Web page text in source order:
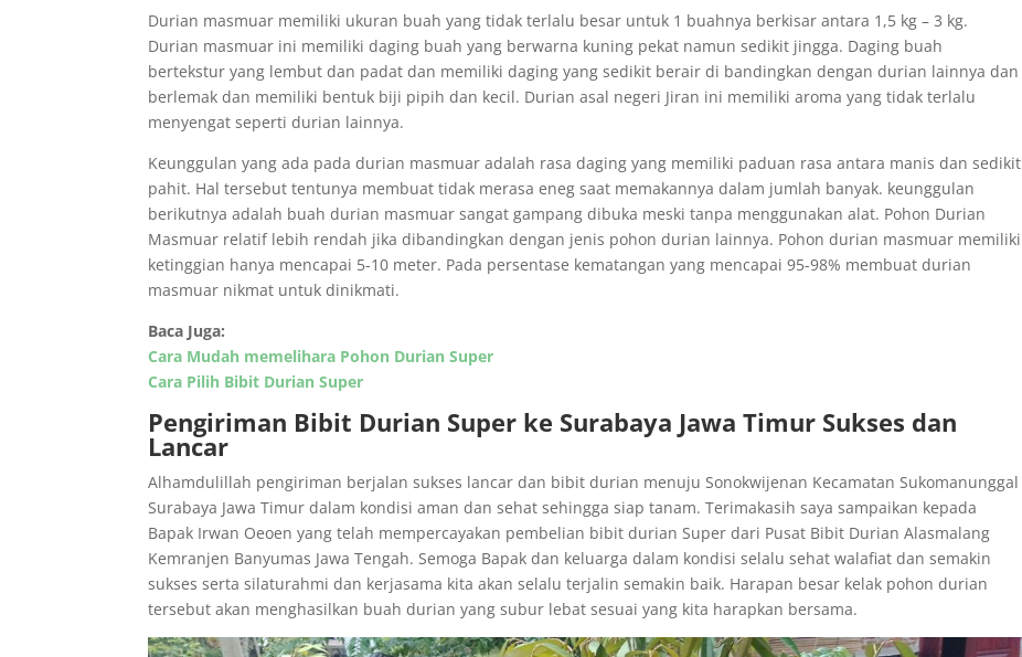
Durian masmuar memiliki ukuran buah yang tidak terlalu besar untuk 1 buahnya berkisar antara 1,5 kg – 3 kg.
Durian masmuar ini memiliki daging buah yang berwarna kuning pekat namun sedikit jingga. Daging buah
bertekstur yang lembut dan padat dan memiliki daging yang sedikit berair di bandingkan dengan durian lainnya dan
berlemak dan memiliki bentuk biji pipih dan kecil. Durian asal negeri Jiran ini memiliki aroma yang tidak terlalu
menyengat seperti durian lainnya.
Keunggulan yang ada pada durian masmuar adalah rasa daging yang memiliki paduan rasa antara manis dan sedikit
pahit. Hal tersebut tentunya membuat tidak merasa eneg saat memakannya dalam jumlah banyak. keunggulan
berikutnya adalah buah durian masmuar sangat gampang dibuka meski tanpa menggunakan alat. Pohon Durian
Masmuar relatif lebih rendah jika dibandingkan dengan jenis pohon durian lainnya. Pohon durian masmuar memiliki
ketinggian hanya mencapai 5-10 meter. Pada persentase kematangan yang mencapai 95-98% membuat durian
masmuar nikmat untuk dinikmati.
Baca Juga:
Cara Mudah memelihara Pohon Durian Super
Cara Pilih Bibit Durian Super
Pengiriman Bibit Durian Super ke Surabaya Jawa Timur Sukses dan
Lancar
Alhamdulillah pengiriman berjalan sukses lancar dan bibit durian menuju Sonokwijenan Kecamatan Sukomanunggal
Surabaya Jawa Timur dalam kondisi aman dan sehat sehingga siap tanam. Terimakasih saya sampaikan kepada
Bapak Irwan Oeoen yang telah mempercayakan pembelian bibit durian Super dari Pusat Bibit Durian Alasmalang
Kemranjen Banyumas Jawa Tengah. Semoga Bapak dan keluarga dalam kondisi selalu sehat walafiat dan semakin
sukses serta silaturahmi dan kerjasama kita akan selalu terjalin semakin baik. Harapan besar kelak pohon durian
tersebut akan menghasilkan buah durian yang subur lebat sesuai yang kita harapkan bersama.